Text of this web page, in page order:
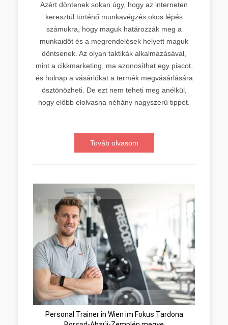
Azért döntenek sokan úgy, hogy az interneten
keresztül történő munkavégzés okos lépés
számukra, hogy maguk határozzák meg a
munkaidőt és a megrendelések helyett maguk
döntsenek. Az olyan taktikák alkalmazásával,
mint a cikkmarketing, ma azonosíthat egy piacot,
és holnap a vásárlókat a termék megvásárlására
ösztönözheti. De ezt nem teheti meg anélkül,
hogy előbb elolvasna néhány nagyszerű tippet.
Továb olvasom
Personal Trainer in Wien im Fokus Tardona